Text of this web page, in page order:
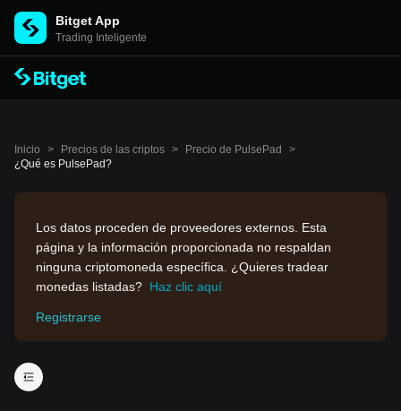
Bitget App
Trading Inteligente
Inicio > Precios de las criptos > Precio de PulsePad
>
¿Qué es PulsePad?
Los datos proceden de proveedores externos. Esta
página y la información proporcionada no respaldan
ninguna criptomoneda específica. ¿Quieres tradear
monedas listadas? Haz clic aquí
Registrarse